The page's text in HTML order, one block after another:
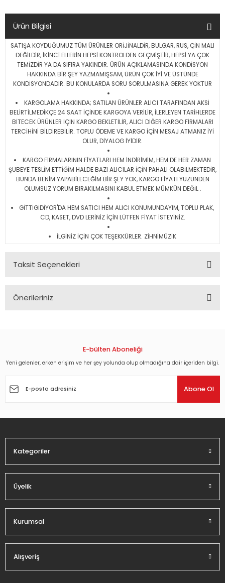
Ürün Bilgisi
SATIŞA KOYDUĞUMUZ TÜM ÜRÜNLER ORİJİNALDİR, BULGAR, RUS, ÇİN MALI
DEĞİLDİR, İKİNCİ ELLERİN HEPSİ KONTROLDEN GEÇMİŞTİR, HEPSİ YA ÇOK
TEMİZDİR YA DA SIFIRA YAKINDIR. ÜRÜN AÇIKLAMASINDA KONDİSYON
HAKKINDA BİR ŞEY YAZMAMIŞSAM, ÜRÜN ÇOK İYİ VE ÜSTÜNDE
KONDİSYONDADIR. BU KONULARDA SORU SORULMASINA GEREK YOKTUR
KARGOLAMA HAKKINDA; SATILAN ÜRÜNLER ALICI TARAFINDAN AKSİ
BELİRTİLMEDİKÇE 24 SAAT İÇİNDE KARGOYA VERİLİR, İLERLEYEN TARİHLERDE
BİTECEK ÜRÜNLER İÇİN KARGO BEKLETİLİR, ALICI DİĞER KARGO FİRMALARI
TERCİHİNİ BİLDİREBİLİR. TOPLU ÖDEME VE KARGO İÇİN MESAJ ATMANIZ İYİ
OLUR, DİYALOG İYİDİR.
KARGO FİRMALARININ FİYATLARI HEM İNDİRİMİM, HEM DE HER ZAMAN
ŞUBEYE TESLİM ETTİĞİM HALDE BAZI ALICILAR İÇİN PAHALI OLABİLMEKTEDİR,
BUNDA BENİM YAPABİLECEĞİM BİR ŞEY YOK, KARGO FİYATI YÜZÜNDEN
OLUMSUZ YORUM BIRAKILMASINI KABUL ETMEK MÜMKÜN DEĞİL .
GİTTİGİDİYOR'DA HEM SATICI HEM ALICI KONUMUNDAYIM, TOPLU PLAK,
CD, KASET, DVD LERİNİZ İÇİN LÜTFEN FİYAT İSTEYİNİZ.
İLGİNİZ İÇİN ÇOK TEŞEKKÜRLER. ZİHNİMÜZİK
Taksit Seçenekleri
Önerileriniz
Görüş ve önerileriniz için teşekkür ederiz.
Ürün açıklamasında eksik bilgiler bulunuyor.
E-bülten Aboneliği
Yeni gelenler, erken erişim ve her şey yolunda olup olmadığına dair içeriden bilgi.
Abone Ol
Kategoriler
Üyelik
Kurumsal
Alışveriş